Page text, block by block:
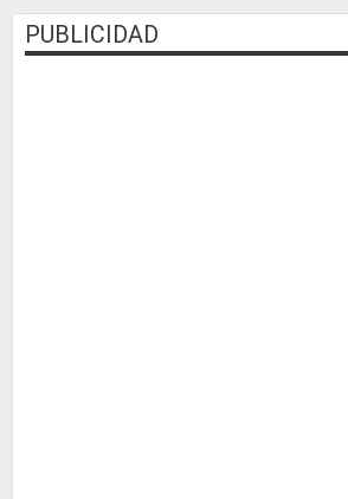
PUBLICIDAD